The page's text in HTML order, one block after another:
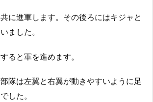
に進軍します。その後ろにはキジャと
ました。
ると軍を進めます。
隊は左翼と右翼が動きやすいように足
した。